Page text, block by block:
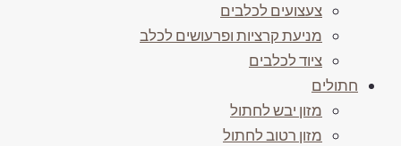
צעצועים לכלבים
מניעת קרציות ופרעושים לכלב
ציוד לכלבים
חתולים
מזון יבש לחתול
מזון רטוב לחתול